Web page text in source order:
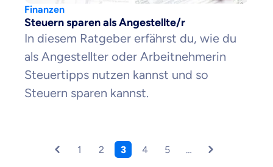
Finanzen
Steuern sparen als Angestellte/r
In diesem Ratgeber erfährst du, wie du
als Angestellter oder Arbeitnehmerin
Steuertipps nutzen kannst und so
Steuern sparen kannst.
1 2 3 4 5 …